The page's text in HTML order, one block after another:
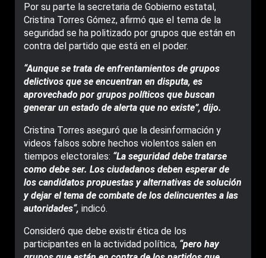
Por su parte la secretaria de Gobierno estatal,
Cristina Torres Gómez, afirmó que el tema de la
seguridad se ha politizado por grupos que están en
contra del partido que está en el poder.
“Aunque se trata de enfrentamientos de grupos
delictivos que se encuentran en disputa, es
aprovechado por grupos políticos que buscan
generar un estado de alerta que no existe”, dijo.
Cristina Torres aseguró que la desinformación y
videos falsos sobre hechos violentos salen en
tiempos electorales: “La seguridad debe tratarse
como debe ser. Los ciudadanos deben esperar de
los candidatos propuestas y alternativas de solución
y dejar el tema de combate de los delincuentes a las
autoridades“, indicó.
Consideró que debe existir ética de los
participantes en la actividad política, “pero hay